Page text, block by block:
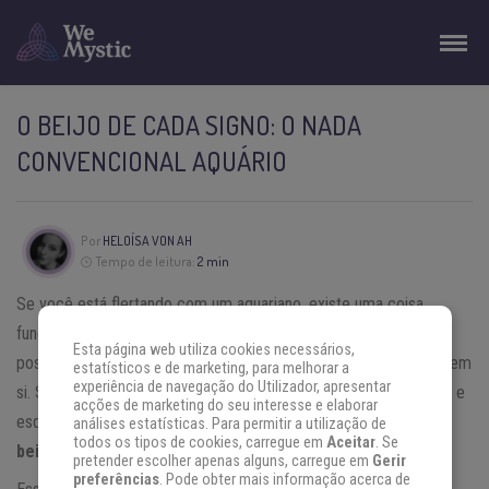
O BEIJO DE CADA SIGNO: O NADA
CONVENCIONAL AQUÁRIO
Por HELOÍSA VON AH
Tempo de leitura: 2 min
Se você está flertando com um aquariano, existe uma coisa
fundamental a saber sobre ele: todo o processo de sedução é
possivelmente mais importante e excitante que o próprio beijo em
si. Se quer agradar esse signo, você precisa entrar no jogo dele e
esquecer que tem como objetivo beija-lo. Descubra como é
beijo do signo Aquário.
Esta página web utiliza cookies necessários,
estatísticos e de marketing, para melhorar a
experiência de navegação do Utilizador, apresentar
acções de marketing do seu interesse e elaborar
análises estatísticas. Para permitir a utilização de
todos os tipos de cookies, carregue em Aceitar. Se
pretender escolher apenas alguns, carregue em Gerir
preferências. Pode obter mais informação acerca de